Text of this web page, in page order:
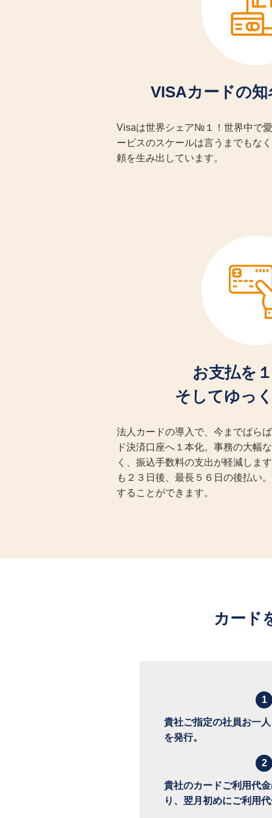
VISAカードの知
Visaは世界シェア№１！世界中で
ービスのスケールは言うまでもな
頼を生み出しています。
お支払を１
そしてゆっ
法人カードの導入で、今までばら
ド決済口座へ１本化。事務の大幅
く、振込手数料の支出が軽減しま
も２３日後、最長５６日の後払い
することができます。
カード
1
貴社ご指定の社員お一
を発行。
2
貴社のカードご利用代
り、翌月初めにご利用代